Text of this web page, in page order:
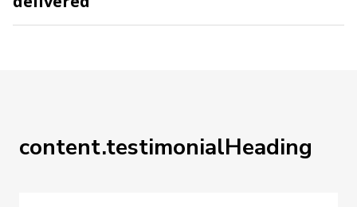
content.testimonialHeading